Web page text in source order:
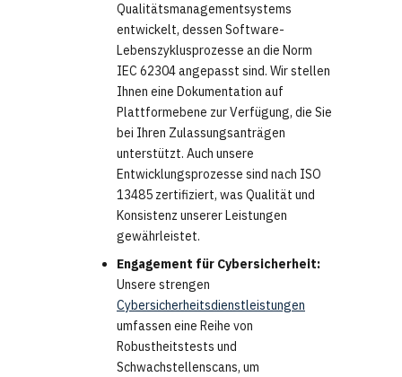
Qualitätsmanagementsystems
entwickelt, dessen Software-
Lebenszyklusprozesse an die Norm
IEC 62304 angepasst sind. Wir stellen
Ihnen eine Dokumentation auf
Plattformebene zur Verfügung, die Sie
bei Ihren Zulassungsanträgen
unterstützt. Auch unsere
Entwicklungsprozesse sind nach ISO
13485 zertifiziert, was Qualität und
Konsistenz unserer Leistungen
gewährleistet.
Engagement für Cybersicherheit:
Unsere strengen
Cybersicherheitsdienstleistungen
umfassen eine Reihe von
Robustheitstests und
Schwachstellenscans, um